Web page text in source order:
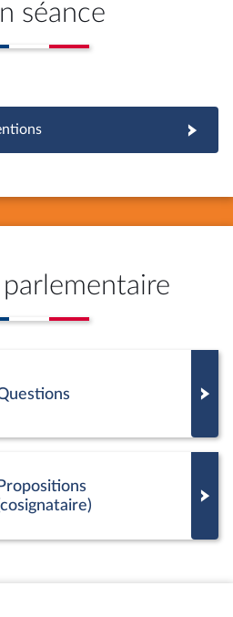
séance
Propositions